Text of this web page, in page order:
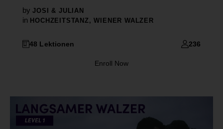
by JOSI & JULIAN
in HOCHZEITSTANZ ,WIENER WALZER
48 Lektionen 236
Enroll Now